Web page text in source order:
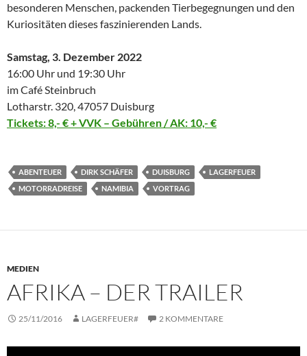
besonderen Menschen, packenden Tierbegegnungen und den
Kuriositäten dieses faszinierenden Lands.
Samstag, 3. Dezember 2022
16:00 Uhr und 19:30 Uhr
im Café Steinbruch
Lotharstr. 320, 47057 Duisburg
Tickets: 8,- € + VVK – Gebühren / AK: 10,- €
ABENTEUER DIRK SCHÄFER DUISBURG
LAGERFEUER
MOTORRADREISE
NAMIBIA VORTRAG
MEDIEN
AFRIKA – DER TRAILER
25/11/2016 LAGERFEUER# 2 KOMMENTARE